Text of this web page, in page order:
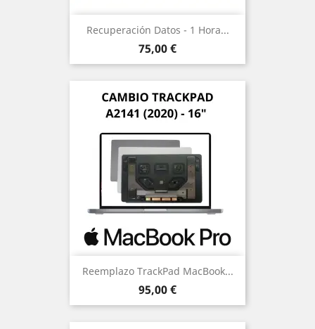
Recuperación Datos - 1 Hora...
Precio
75,00 €
Reemplazo TrackPad MacBook...
Precio
95,00 €